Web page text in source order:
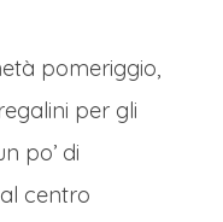
pomeriggio,
per gli
po’ di
centro